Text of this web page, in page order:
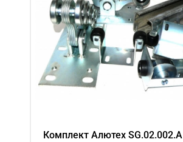
Комплект Алютех SG.02.002.A